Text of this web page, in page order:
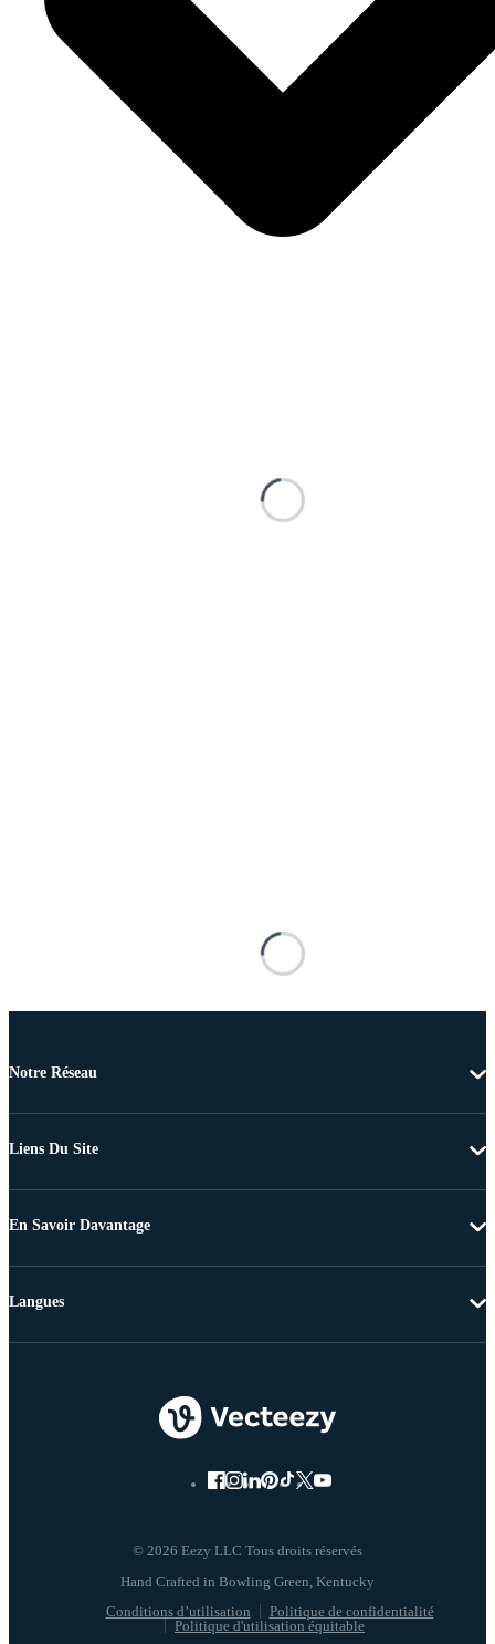
Notre Réseau
Liens Du Site
En Savoir Davantage
© 2026 Eezy LLC Tous droits réservés
Conditions d’utilisation
Politique de confidentialité
Politique d'utilisation équitable
Langues